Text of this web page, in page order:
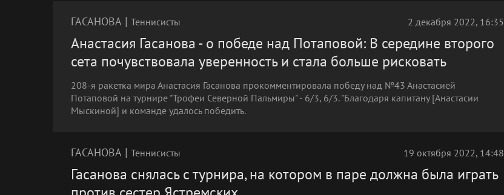
ГАСАНОВА | Теннисисты 2 декабря 2022, 16:35
Анастасия Гасанова - о победе над Потаповой: В середине второго
сета почувствовала уверенность и стала больше рисковать
208-я ракетка мира Анастасия Гасанова прокомментировала победу над №43 Анастасией
Потаповой на турнире "Трофеи Северной Пальмиры" - 6/3, 6/3. "Благодаря капитану [Анастасии
Мыскиной] и команде удалось победить.
ГАСАНОВА | Теннисисты 19 октября 2022, 14:48
Гасанова снялась с турнира, на котором в паре должна была играть